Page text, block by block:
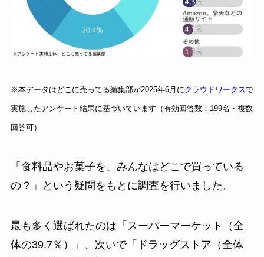
※本データはどこに売ってる編集部が2025年6月にクラウドワークスで
実施したアンケート結果に基づいています（有効回答数：199名・複数
回答可）
「食料品やお菓子を、みんなはどこで買っている
の？」という疑問をもとに調査を行いました。
最も多く選ばれたのは「スーパーマーケット（全
体の39.7％）」、次いで「ドラッグストア（全体